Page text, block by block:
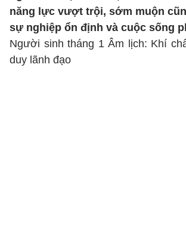
năng lực vượt trội, sớm muộn
sự nghiệp ổn định và cuộc sống
Người sinh tháng 1 Âm lịch: Khí
duy lãnh đạo